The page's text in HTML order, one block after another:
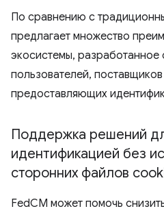
По сравнению с
предлагает множество
экосистемы, разработанное
пользователей,
предоставляющих
Поддержка решений
идентификацией без
сторонних файлов
FedCM может помочь